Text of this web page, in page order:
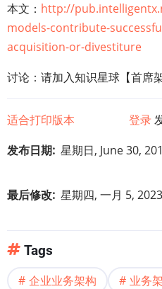
本文： http://
models-contribute-
acquisition-or-divestiture
讨论：请加入知识星球【首席
适合打印版本 登录
发布日期 星期日, June 30,
最后修改 星期四, 一月 5,
Tags
企业业务架构 业务